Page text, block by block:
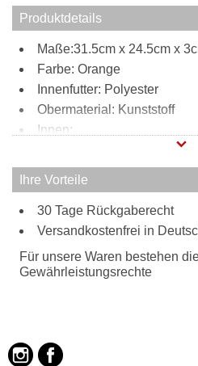
Produktdetails
Maße:31.5cm x 24.5cm x
Farbe: Orange
Innenfutter: Polyester
Obermaterial: Kunststoff
Innen:
Außen:
großes
Tragweise:
Schulterriemen
Besonderheiten:
verstell- und
Ihre Vorteile
30 Tage Rückgaberecht
Versandkostenfrei in
Für unsere Waren bestehen
Gewährleistungsrechte